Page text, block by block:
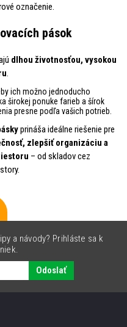
označenie.
pások
dlhou životnosťou, vysokou
.
ich možno jednoducho
širokej ponuke farieb a šírok
presne podľa vašich potrieb.
prináša ideálne riešenie pre
zlepšiť organizáciu a
– od skladov cez
a návody? Prihláste sa k
Odoslať